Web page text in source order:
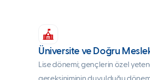
Üniversite ve Doğru
Lise dönemi; gençlerin özel